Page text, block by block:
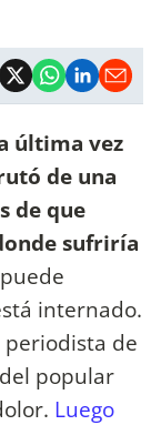
última vez
de una
de que
sufriría
internado.
periodista de
popular
Luego